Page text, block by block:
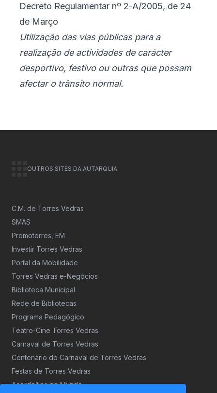
Decreto Regulamentar nº 2-A/2005, de 24
de Março
Utilização das vias públicas para a
realização de actividades de carácter
desportivo, festivo ou outras que possam
afectar o trânsito normal.
OUTROS SITES DA AUTARQUIA
C.M. de Torres Vedras
SMAS
Promotorres, EM
Investir Torres Vedras
Portal da Mobilidade
Torres Vedras e-Negócios
Biblioteca Municipal
Rede de Bibliotecas
Programa Pedagógico
Teatro-Cine Torres Vedras
Carnaval de Torres Vedras
Centenário do Carnaval de Torres Vedras
Festas de Torres Vedras
Acordeões do Mundo